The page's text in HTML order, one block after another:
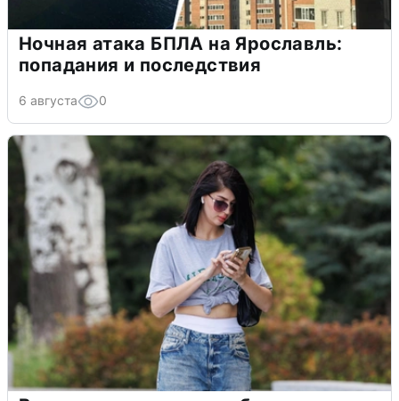
Ночная атака БПЛА на Ярославль:
попадания и последствия
6 августа 0